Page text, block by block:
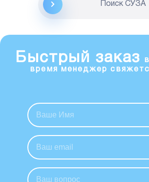
Поиск CУЗА
Быстрый заказ
время менеджер